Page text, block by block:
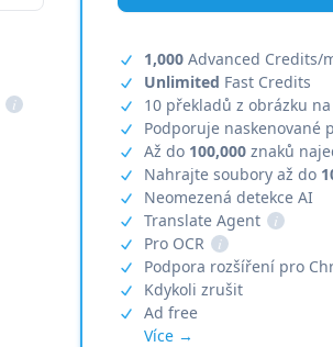
i
1,000 Advanced Credits/
Unlimited Fast Credits
10 překladů z obrázku
Podporuje naskenované
Až do 100,000 znaků
Nahrajte soubory až do
Neomezená detekce AI
Translate Agent
i
Pro OCR
i
Podpora rozšíření pro
Kdykoli zrušit
Ad free
Více →